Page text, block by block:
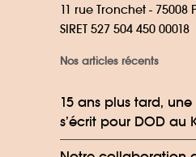
11 rue Tronchet - 75008
SIRET 527 504 450 00018
Nos articles récents
15 ans plus tard,
s’écrit pour DOD au